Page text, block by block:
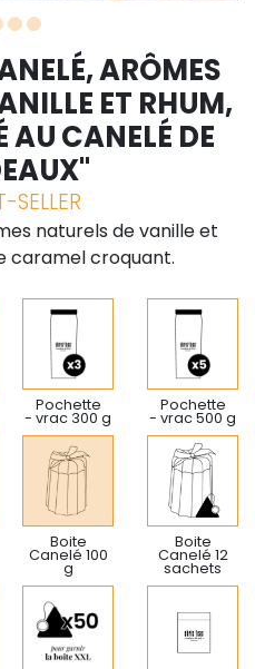
ARÔMES
ET RHUM,
CANELÉ DE
SELLER
naturels de vanille et
caramel croquant.
Pochette
- vrac 300 g
Pochette
- vrac 500 g
Boite
Canelé 100
g
Boite
Canelé 12
sachets